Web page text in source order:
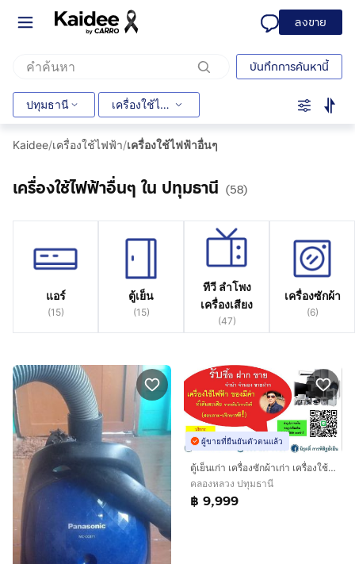
ลงขาย
บันทึกการค้นหานี้
ปทุมธานี เครื่องใช้ไฟฟ้าอื่นๆ
Kaidee/เครื่องใช้ไฟฟ้า/เครื่องใช้ไฟฟ้าอื่นๆ
เครื่องใช้ไฟฟ้าอื่นๆ ใน ปทุมธานี (58)
แอร์
(15)
ตู้เย็น
(15)
ทีวี ลำโพง
เครื่องเสียง
(47)
เครื่องซักผ้า
(6)
ผู้ขายที่ยืนยันตัวตนแล้ว
ตู้เย็นเก่า เครื่องซักผ้าเก่า เครื่องใช้ไฟฟ้าเก่า ตู้เย็นเสีย เครื่องซักผ้าเสีย ร้านรับซื้อของเก่า ร้านรับซื้อของ ร้านขายของเก่า รังสิต
คลองหลวง ปทุมธานี
฿ 9,999